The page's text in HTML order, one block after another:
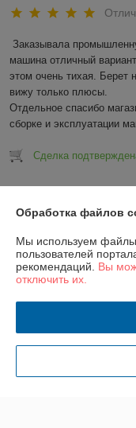
Заказывала
машина отличный
этом очень тихая. Берет
вижу только плюсы.
Отдельное спасибо
сборке и эксплуатации
Сделка
О нас
Контакты
Обработка файлов
Мы используем файлы
пользователей
рекомендаций. Вы
отключить их.